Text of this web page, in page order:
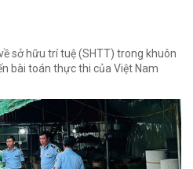
sở hữu trí tuệ (SHTT) trong khuôn
bài toán thực thi của Việt Nam